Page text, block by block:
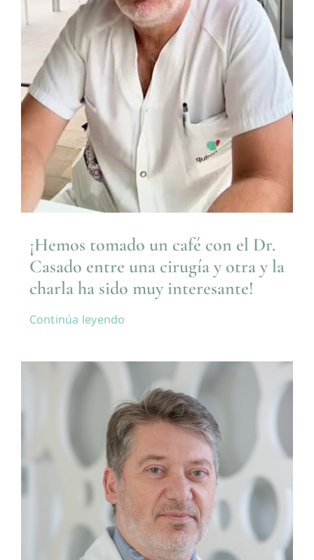
¡Hemos tomado un café con el Dr.
Casado entre una cirugía y otra y la
charla ha sido muy interesante!
Continúa leyendo